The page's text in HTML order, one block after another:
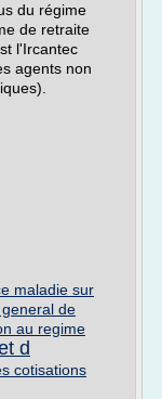
du régime
de retraite
l'Ircantec
agents non
maladie sur
de
au regime
d
cotisations